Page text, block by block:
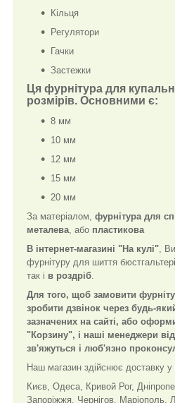
Кільця
Регулятори
Гачки
Застежки
Ця фурнітура для
розмірів. Основними є:
8 мм
10 мм
12 мм
15 мм
20 мм
За матеріалом, фурнітура для
металева, або пластикова
В інтернет-магазині "На кулі",
фурнітуру для шиття
так і в роздріб.
Для того, щоб замовити
зробити дзвінок через будь-
зазначених на сайті, або
"Корзину", і наші менеджери
зв'яжуться і люб'язно
Наш магазин здійснює доставку у
Києв, Одеса, Кривой Рог,
Запоріжжя, Чернігов, Маріополь,